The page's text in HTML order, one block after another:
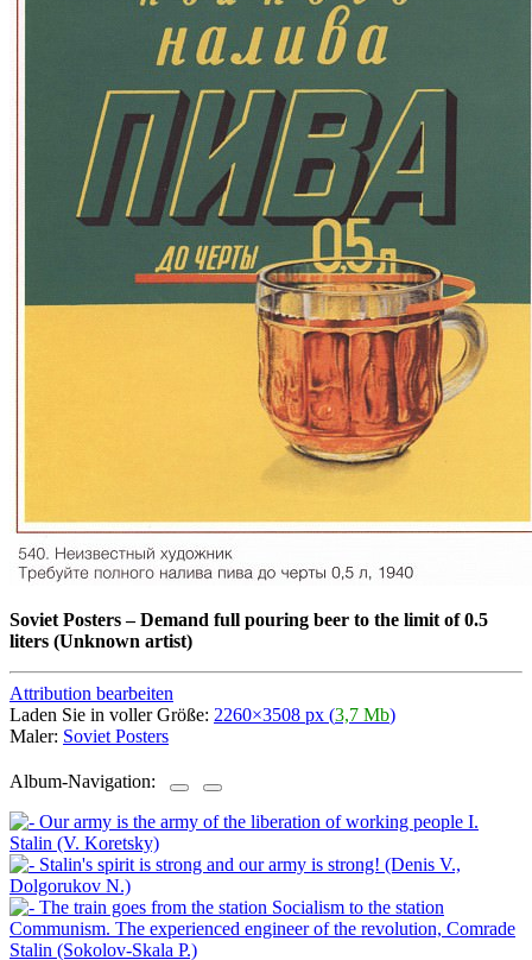
Soviet Posters–Demand full pouring beer to the limit of 0.5
liters (Unknown artist)
Attribution bearbeiten
Laden Sie in voller Größe: 2260×3508 px (3,7 Mb)
Maler: Soviet Posters
Album-Navigation: